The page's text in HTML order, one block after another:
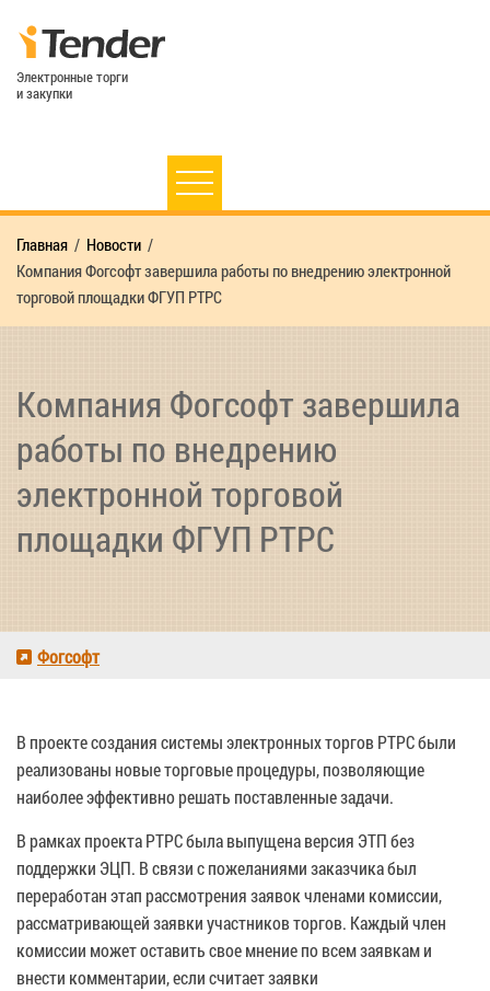
Электронные торги
и закупки
Главная
Новости
Компания Фогсофт завершила работы по внедрению электронной
торговой площадки ФГУП РТРС
Компания Фогсофт завершила
работы по внедрению
электронной торговой
площадки ФГУП РТРС
Фогсофт
В проекте создания системы электронных торгов РТРС были
реализованы новые торговые процедуры, позволяющие
наиболее эффективно решать поставленные задачи.
В рамках проекта РТРС была выпущена версия ЭТП без
поддержки ЭЦП. В связи с пожеланиями заказчика был
переработан этап рассмотрения заявок членами комиссии,
рассматривающей заявки участников торгов. Каждый член
комиссии может оставить свое мнение по всем заявкам и
внести комментарии, если считает заявки